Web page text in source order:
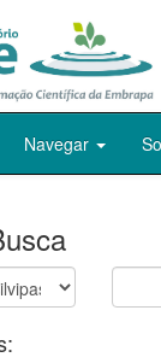
Navegar